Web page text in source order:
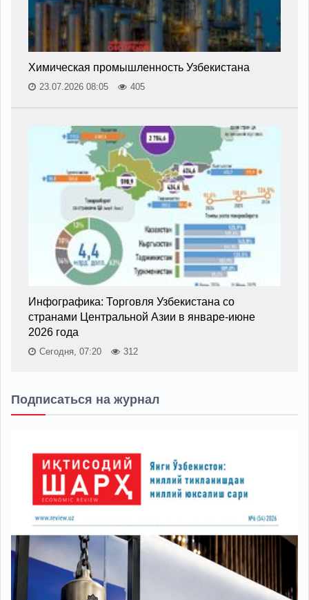
Химическая промышленность Узбекистана
23.07.2026 08:05 405
Инфографика: Торговля Узбекистана со
странами Центральной Азии в январе-июне
2026 года
Сегодня, 07:20 312
Подписаться на журнал